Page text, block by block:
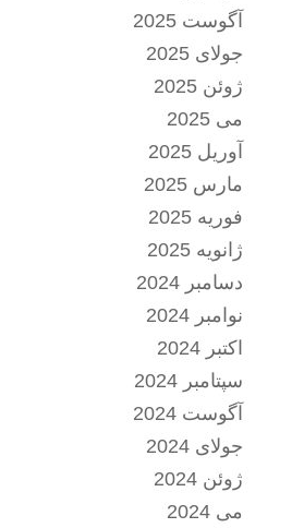
آگوست 2025
جولای 2025
ژوئن 2025
می 2025
آوریل 2025
مارس 2025
فوریه 2025
ژانویه 2025
دسامبر 2024
نوامبر 2024
اکتبر 2024
سپتامبر 2024
آگوست 2024
جولای 2024
ژوئن 2024
می 2024